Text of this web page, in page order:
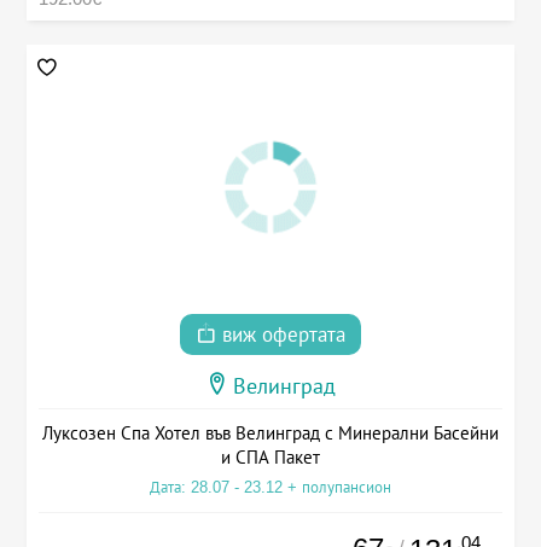
виж офертата
Велинград
Луксозен Спа Хотел във Велинград с Минерални Басейни
и СПА Пакет
Дата: 28.07 - 23.12 + полупансион
.04